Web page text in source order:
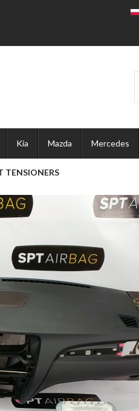
Kia Mazda Mercedes
TENSIONERS